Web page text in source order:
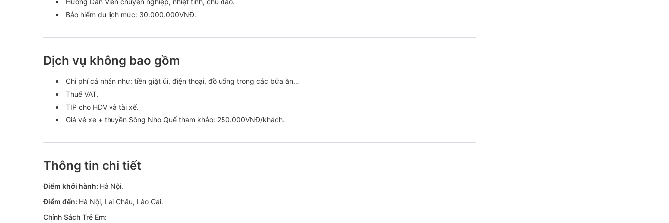
Bảo hiểm du lịch mức: 30.000.000VNĐ.
Dịch vụ không bao gồm
Chi phí cá nhân như: tiền giặt ủi, điện thoại, đồ uống trong các bữa ăn…
Thuế VAT.
TIP cho HDV và tài xế.
Giá vé xe + thuyền Sông Nho Quế tham khảo: 250.000VNĐ/khách.
Thông tin chi tiết
Điểm khởi hành: Hà Nội.
Điểm đến: Hà Nội, Lai Châu, Lào Cai.
Chính Sách Trẻ Em: